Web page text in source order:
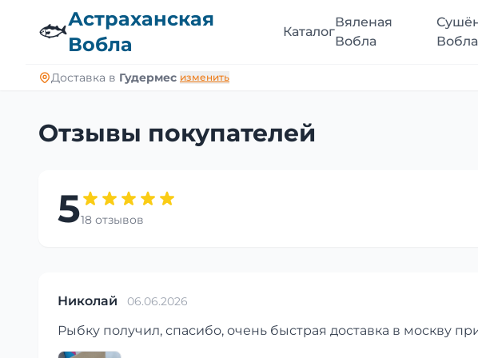
🐟Астраханская
Вобла
Каталог
Вяленая
Вобла
Вобла
Доставка в Гудермес изменить
Отзывы покупателей
518 отзывов
Николай 06.06.2026
Рыбку получил, спасибо, очень быстрая доставка в москву